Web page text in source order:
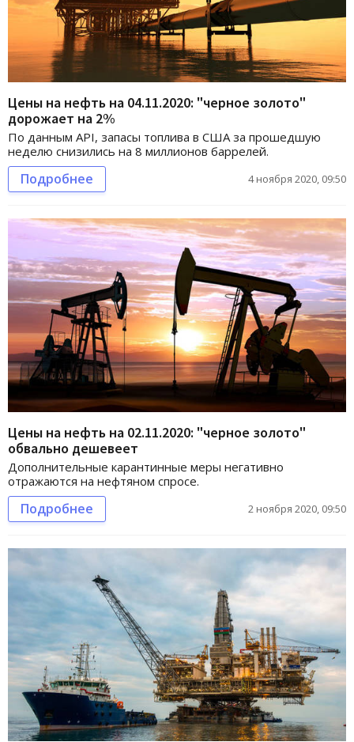
Цены на нефть на 04.11.2020: "черное золото"
дорожает на 2%
По данным API, запасы топлива в США за прошедшую
неделю снизились на 8 миллионов баррелей.
Подробнее 4 ноября 2020, 09:50
Цены на нефть на 02.11.2020: "черное золото"
обвально дешевеет
Дополнительные карантинные меры негативно
отражаются на нефтяном спросе.
Подробнее 2 ноября 2020, 09:50